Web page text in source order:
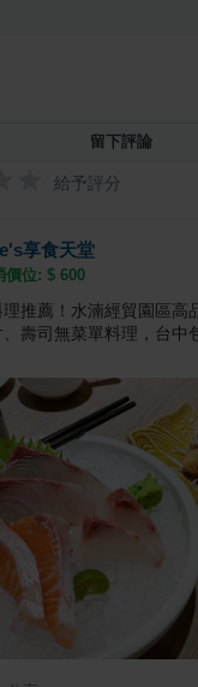
留下評論
給予評分
享食天堂
價位: $ 600
理推薦！水湳經貿園區高
壽司無菜單料理，台中